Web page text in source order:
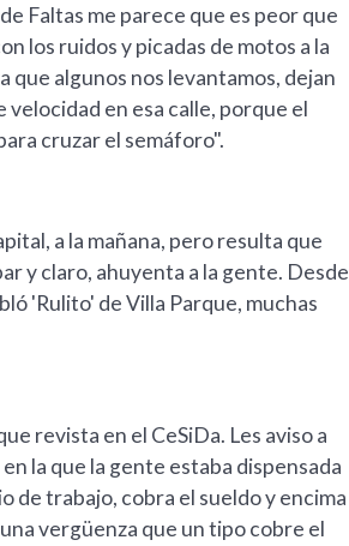
Faltas me parece que es peor que
los ruidos y picadas de motos a la
que algunos nos levantamos, dejan
en esa calle, porque el
cruzar el semáforo".
a la mañana, pero resulta que
y claro, ahuyenta a la gente. Desde
'Rulito' de Villa Parque, muchas
revista en el CeSiDa. Les aviso a
la que la gente estaba dispensada
de trabajo, cobra el sueldo y encima
vergüenza que un tipo cobre el